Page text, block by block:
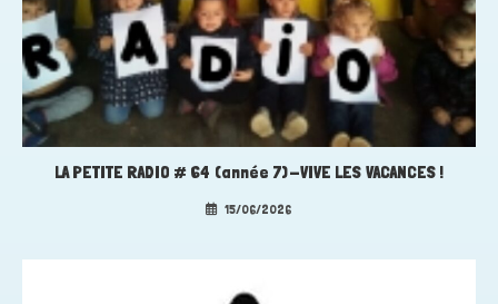
LA PETITE RADIO # 64 (année 7)-VIVE LES VACANCES !
15/06/2026